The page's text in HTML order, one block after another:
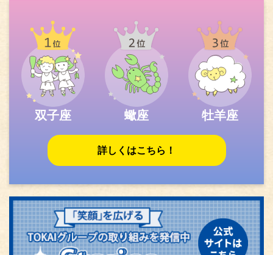
双子座 蠍座 牡羊座
詳しくはこちら！